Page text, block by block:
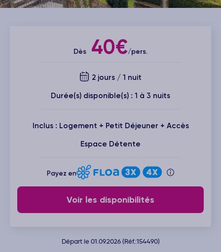
Dès 40€/pers.
2 jours / 1 nuit
Durée(s) disponible(s) : 1 à 3 nuits
Inclus : Logement + Petit Déjeuner + Accès
Espace Détente
Payez en
Voir les disponibilités
Départ le 01.09.2026 (Réf.:154490)